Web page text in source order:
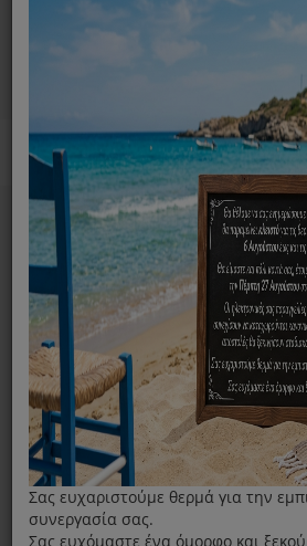
Ανταλλακτικά ηλεκτρικών συσκευών
Home
Σκούπα
Original Σακούλες Σκούπας Hoover
Σας ευχαριστούμε θερμά για την
συνεργασία σας.
Σας ευχόμαστε ένα όμορφο και